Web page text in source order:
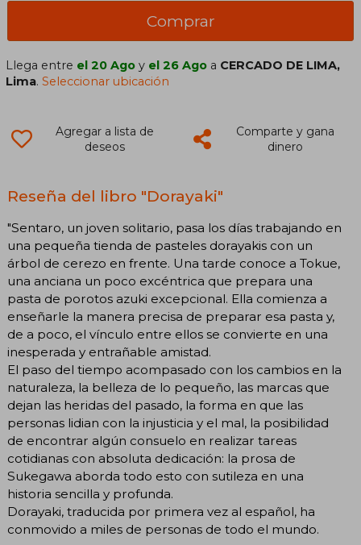
Comprar
Llega entre el 20 Ago y el 26 Ago a CERCADO DE LIMA,
Lima.Seleccionar ubicación
Agregar a lista de
deseos
Comparte y gana
dinero
Reseña del libro "Dorayaki"
"Sentaro, un joven solitario, pasa los días trabajando en
una pequeña tienda de pasteles dorayakis con un
árbol de cerezo en frente. Una tarde conoce a Tokue,
una anciana un poco excéntrica que prepara una
pasta de porotos azuki excepcional. Ella comienza a
enseñarle la manera precisa de preparar esa pasta y,
de a poco, el vínculo entre ellos se convierte en una
inesperada y entrañable amistad.
El paso del tiempo acompasado con los cambios en la
naturaleza, la belleza de lo pequeño, las marcas que
dejan las heridas del pasado, la forma en que las
personas lidian con la injusticia y el mal, la posibilidad
de encontrar algún consuelo en realizar tareas
cotidianas con absoluta dedicación: la prosa de
Sukegawa aborda todo esto con sutileza en una
historia sencilla y profunda.
Dorayaki, traducida por primera vez al español, ha
conmovido a miles de personas de todo el mundo.